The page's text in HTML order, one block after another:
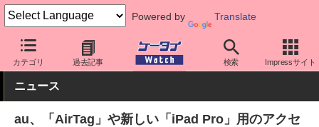
Powered by Translate
カテゴリ 過去記事 検索 Impressサイト
ケータイ Watch キャリア au その他
ニュース
au、「AirTag」や新しい「iPad Pro」用のアクセ